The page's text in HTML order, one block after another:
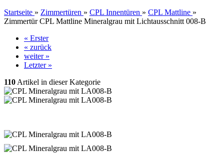
Startseite » Zimmertüren » CPL Innentüren » CPL Mattline »
Zimmertür CPL Mattline Mineralgrau mit Lichtausschnitt 008-B
« Erster
« zurück
weiter »
Letzter »
110 Artikel in dieser Kategorie